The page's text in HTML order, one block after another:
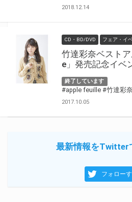
2018.12.14
CD・BD/DVD フェア・イ
竹達彩奈ベスト
e」発売記念イベ
終了しています
#apple feuille #竹達彩
2017.10.05
最新情報をTwitter
フォロー